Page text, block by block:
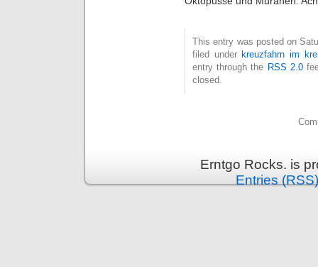
This entry was posted on
filed under kreuzfahrn im
entry through the RSS 2.0
closed.
Erntgo Rocks. is
Entries (RSS)